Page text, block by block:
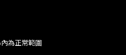
為正常範圍